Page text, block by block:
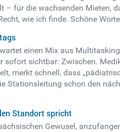
für die wachsenden Mieten,
wie ich finde. Schöne
einen Mix aus
sofort sichtbar: Zwischen.
merkt schnell, dass
Stationsleitung schon den
Standort spricht
Gewusel,